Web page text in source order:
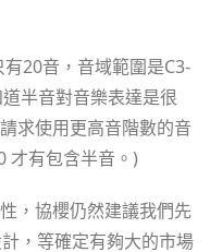
20音，音域範圍是C3-
半音對音樂表達是很
求使用更高音階數的音
才有包含半音。)
，協櫻仍然建議我們先
，等確定有夠大的市場